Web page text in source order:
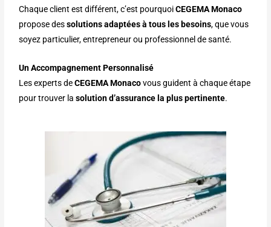
Chaque client est différent, c’est pourquoiCEGEMA Monaco
propose dessolutions adaptées à tous les besoins, que vous
soyez particulier, entrepreneur ou professionnel de santé.
Un Accompagnement Personnalisé
Les experts deCEGEMA Monacovous guident à chaque étape
pour trouver lasolution d’assurance la plus pertinente.